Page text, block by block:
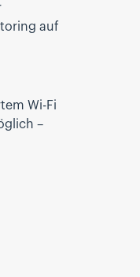
auf
Wi-Fi
–